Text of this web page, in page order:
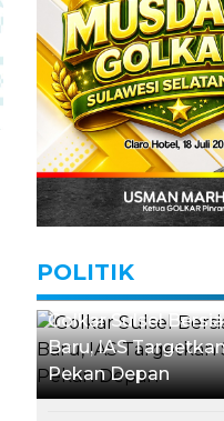
POLITIK
Golkar Sulsel
Baru, IAS
Pekan Depan